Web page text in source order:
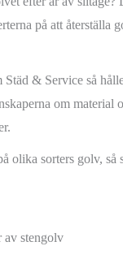
på att återställa
& Service så
om material
olika sorters golv, så
av stengolv